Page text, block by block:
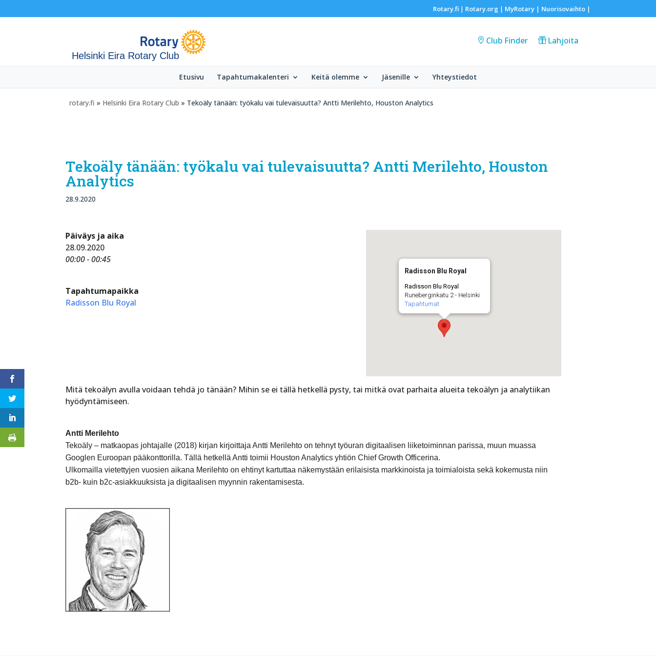
Rotary.fi| Rotary.org | MyRotary | Nuorisovaihto|
Helsinki Eira Rotary Club
Club Finder Lahjoita
Etusivu Tapahtumakalenteri Keitä olemme Jäsenille Yhteystiedot
rotary.fi » Helsinki Eira Rotary Club » Tekoäly tänään: työkalu vai tulevaisuutta? Antti Merilehto, Houston Analytics
Tekoäly tänään: työkalu vai tulevaisuutta? Antti Merilehto, Houston
Analytics
28.9.2020
Radisson Blu Royal
Radisson Blu Royal
Runeberginkatu 2 - Helsinki
Tapahtumat
Päiväys ja aika
28.09.2020
00:00 - 00:45
Tapahtumapaikka
Radisson Blu Royal
Mitä tekoälyn avulla voidaan tehdä jo tänään? Mihin se ei tällä hetkellä pysty, tai mitkä ovat parhaita alueita tekoälyn ja analytiikan
hyödyntämiseen.
Antti Merilehto
Tekoäly – matkaopas johtajalle (2018) kirjan kirjoittaja Antti Merilehto on tehnyt työuran digitaalisen liiketoiminnan parissa, muun muassa
Googlen Euroopan pääkonttorilla. Tällä hetkellä Antti toimii Houston Analytics yhtiön Chief Growth Officerina.
Ulkomailla vietettyjen vuosien aikana Merilehto on ehtinyt kartuttaa näkemystään erilaisista markkinoista ja toimialoista sekä kokemusta niin
b2b- kuin b2c-asiakkuuksista ja digitaalisen myynnin rakentamisesta.